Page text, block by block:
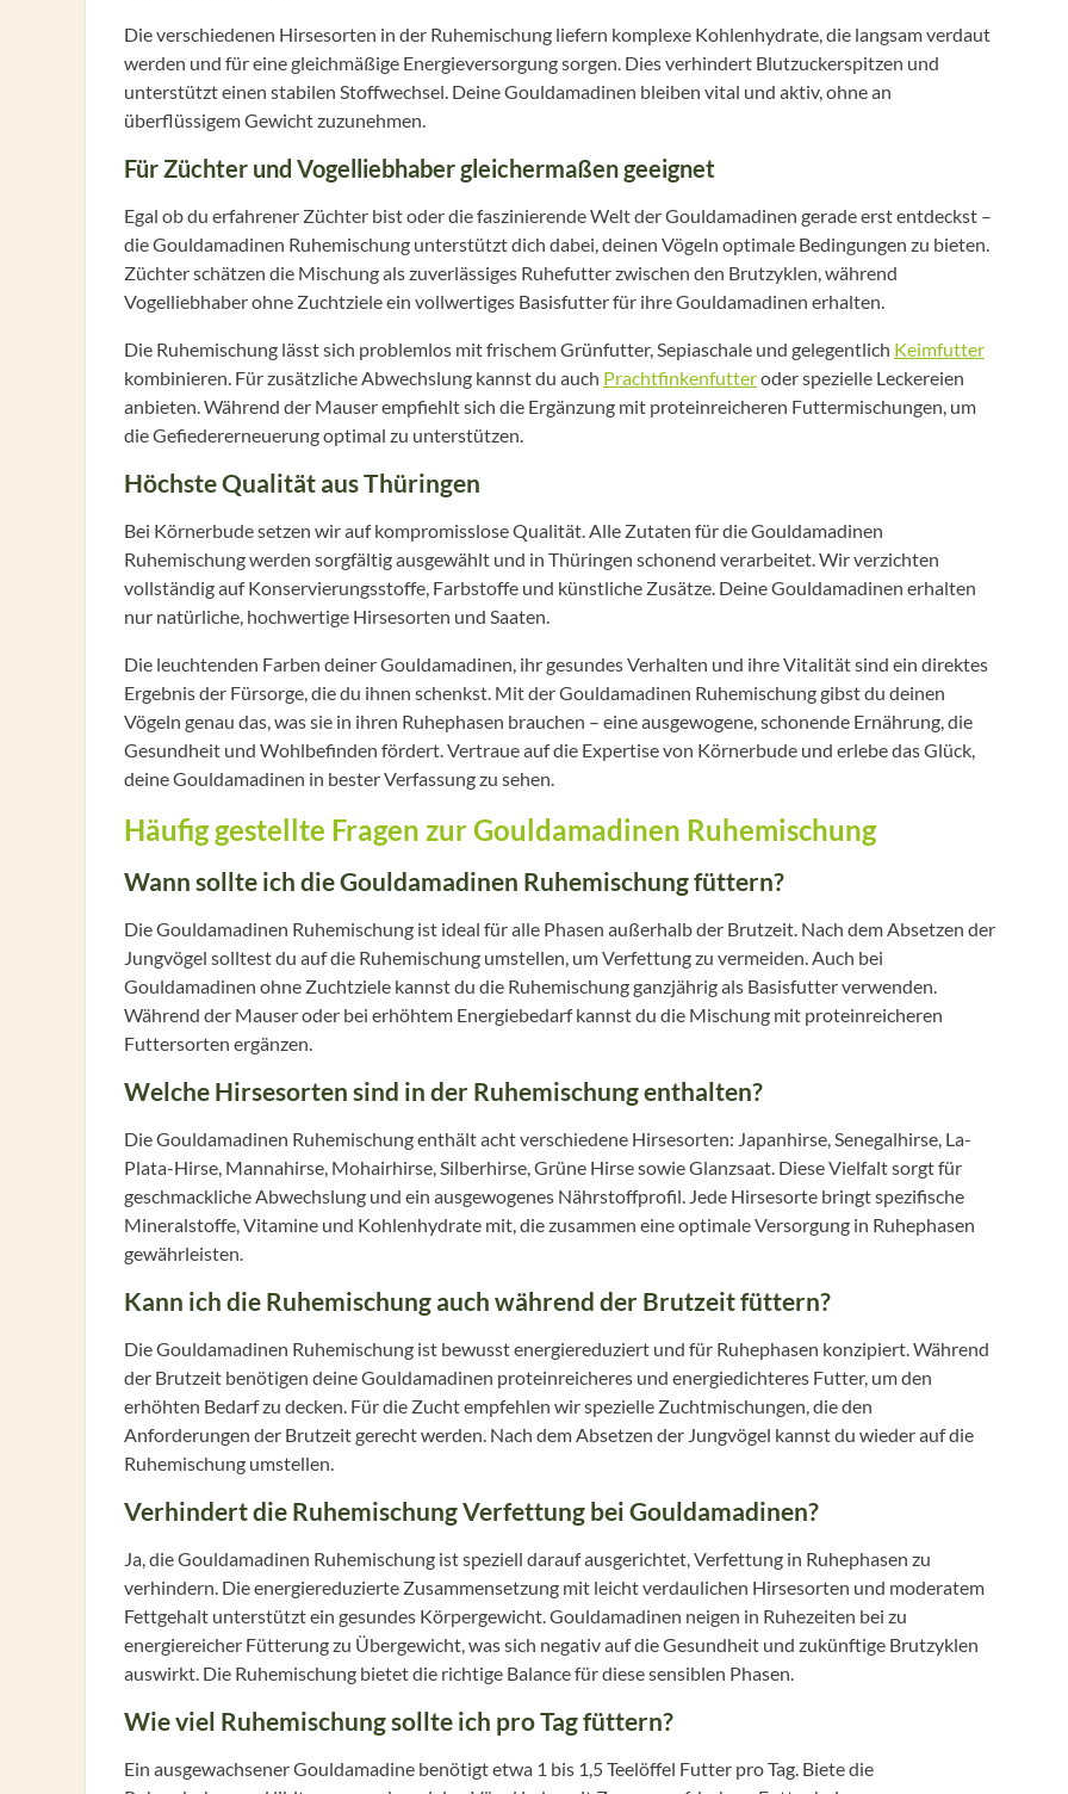
Die verschiedenen Hirsesorten in der Ruhemischung liefern komplexe Kohlenhydrate, die langsam verdaut
werden und für eine gleichmäßige Energieversorgung sorgen. Dies verhindert Blutzuckerspitzen und
unterstützt einen stabilen Stoffwechsel. Deine Gouldamadinen bleiben vital und aktiv, ohne an
überflüssigem Gewicht zuzunehmen.
Für Züchter und Vogelliebhaber gleichermaßen geeignet
Egal ob du erfahrener Züchter bist oder die faszinierende Welt der Gouldamadinen gerade erst entdeckst –
die Gouldamadinen Ruhemischung unterstützt dich dabei, deinen Vögeln optimale Bedingungen zu bieten.
Züchter schätzen die Mischung als zuverlässiges Ruhefutter zwischen den Brutzyklen, während
Vogelliebhaber ohne Zuchtziele ein vollwertiges Basisfutter für ihre Gouldamadinen erhalten.
Die Ruhemischung lässt sich problemlos mit frischem Grünfutter, Sepiaschale und gelegentlich Keimfutter
kombinieren. Für zusätzliche Abwechslung kannst du auch Prachtfinkenfutteroder spezielle Leckereien
anbieten. Während der Mauser empfiehlt sich die Ergänzung mit proteinreicheren Futtermischungen, um
die Gefiedererneuerung optimal zu unterstützen.
Höchste Qualität aus Thüringen
Bei Körnerbude setzen wir auf kompromisslose Qualität. Alle Zutaten für die Gouldamadinen
Ruhemischung werden sorgfältig ausgewählt und in Thüringen schonend verarbeitet. Wir verzichten
vollständig auf Konservierungsstoffe, Farbstoffe und künstliche Zusätze. Deine Gouldamadinen erhalten
nur natürliche, hochwertige Hirsesorten und Saaten.
Die leuchtenden Farben deiner Gouldamadinen, ihr gesundes Verhalten und ihre Vitalität sind ein direktes
Ergebnis der Fürsorge, die du ihnen schenkst. Mit der Gouldamadinen Ruhemischung gibst du deinen
Vögeln genau das, was sie in ihren Ruhephasen brauchen – eine ausgewogene, schonende Ernährung, die
Gesundheit und Wohlbefinden fördert. Vertraue auf die Expertise von Körnerbude und erlebe das Glück,
deine Gouldamadinen in bester Verfassung zu sehen.
Häufig gestellte Fragen zur Gouldamadinen Ruhemischung
Wann sollte ich die Gouldamadinen Ruhemischung füttern?
Die Gouldamadinen Ruhemischung ist ideal für alle Phasen außerhalb der Brutzeit. Nach dem Absetzen der
Jungvögel solltest du auf die Ruhemischung umstellen, um Verfettung zu vermeiden. Auch bei
Gouldamadinen ohne Zuchtziele kannst du die Ruhemischung ganzjährig als Basisfutter verwenden.
Während der Mauser oder bei erhöhtem Energiebedarf kannst du die Mischung mit proteinreicheren
Futtersorten ergänzen.
Welche Hirsesorten sind in der Ruhemischung enthalten?
Die Gouldamadinen Ruhemischung enthält acht verschiedene Hirsesorten: Japanhirse, Senegalhirse, La-
Plata-Hirse, Mannahirse, Mohairhirse, Silberhirse, Grüne Hirse sowie Glanzsaat. Diese Vielfalt sorgt für
geschmackliche Abwechslung und ein ausgewogenes Nährstoffprofil. Jede Hirsesorte bringt spezifische
Mineralstoffe, Vitamine und Kohlenhydrate mit, die zusammen eine optimale Versorgung in Ruhephasen
gewährleisten.
Kann ich die Ruhemischung auch während der Brutzeit füttern?
Die Gouldamadinen Ruhemischung ist bewusst energiereduziert und für Ruhephasen konzipiert. Während
der Brutzeit benötigen deine Gouldamadinen proteinreicheres und energiedichteres Futter, um den
erhöhten Bedarf zu decken. Für die Zucht empfehlen wir spezielle Zuchtmischungen, die den
Anforderungen der Brutzeit gerecht werden. Nach dem Absetzen der Jungvögel kannst du wieder auf die
Ruhemischung umstellen.
Verhindert die Ruhemischung Verfettung bei Gouldamadinen?
Ja, die Gouldamadinen Ruhemischung ist speziell darauf ausgerichtet, Verfettung in Ruhephasen zu
verhindern. Die energiereduzierte Zusammensetzung mit leicht verdaulichen Hirsesorten und moderatem
Fettgehalt unterstützt ein gesundes Körpergewicht. Gouldamadinen neigen in Ruhezeiten bei zu
energiereicher Fütterung zu Übergewicht, was sich negativ auf die Gesundheit und zukünftige Brutzyklen
auswirkt. Die Ruhemischung bietet die richtige Balance für diese sensiblen Phasen.
Wie viel Ruhemischung sollte ich pro Tag füttern?
Ein ausgewachsener Gouldamadine benötigt etwa 1 bis 1,5 Teelöffel Futter pro Tag. Biete die